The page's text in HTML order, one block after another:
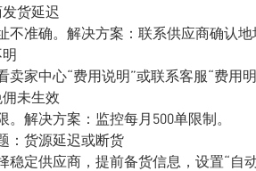
货延迟
不准确。解决方案：联系供应商确认
卖家中心“费用说明”或联系客服“费用
未生效
。解决方案：监控每月500单限制。
：货源延迟或断货
稳定供应商，提前备货信息，设置“自